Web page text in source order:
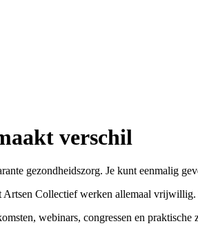
verschil
gezondheidszorg. Je kunt eenmalig
Artsen Collectief werken allemaal
webinars, congressen en